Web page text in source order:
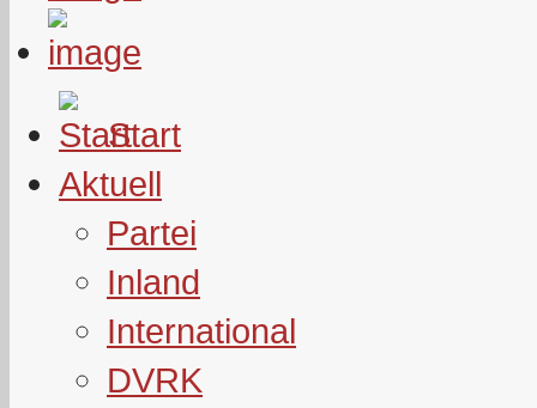
Start
Aktuell
Partei
Inland
International
DVRK